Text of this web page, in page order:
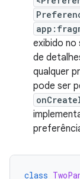
exibido no
de
qualquer
pode ser
class